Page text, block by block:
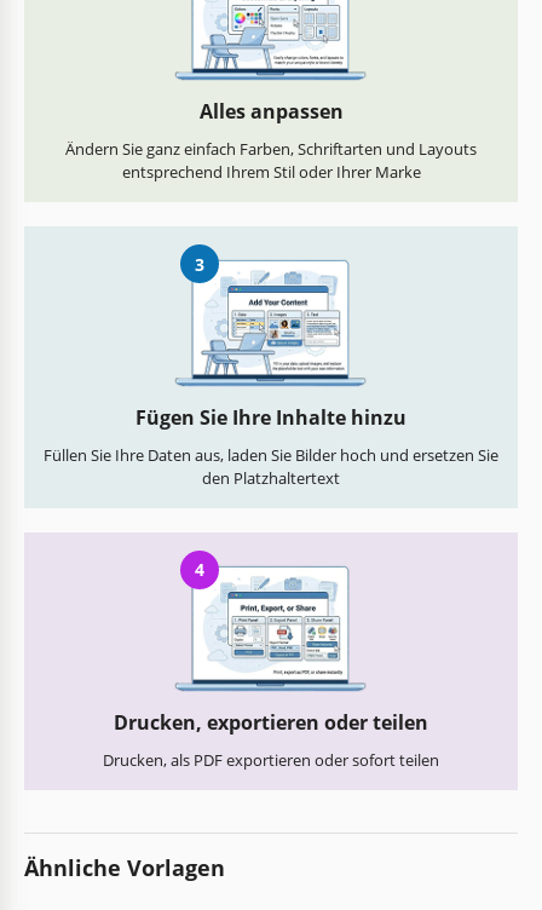
Alles anpassen
Ändern Sie ganz einfach Farben, Schriftarten und Layouts
entsprechend Ihrem Stil oder Ihrer Marke
3
Fügen Sie Ihre Inhalte hinzu
Füllen Sie Ihre Daten aus, laden Sie Bilder hoch und ersetzen Sie
den Platzhaltertext
4
Drucken, exportieren oder teilen
Drucken, als PDF exportieren oder sofort teilen
Ähnliche Vorlagen